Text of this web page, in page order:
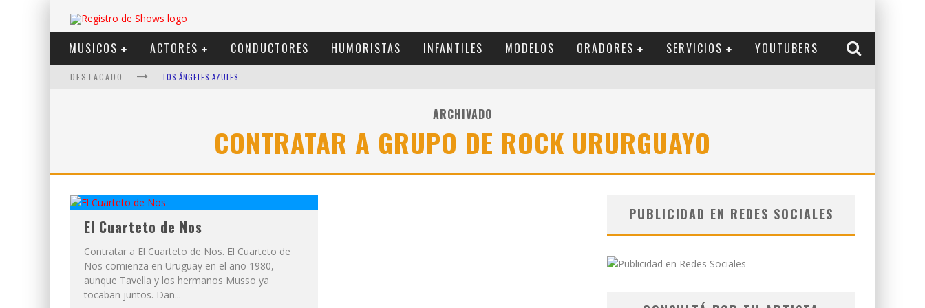
MUSICOS ACTORES CONDUCTORES HUMORISTAS INFANTILES MODELOS ORADORES SERVICIOS YOUTUBERS
DESTACADO LOS ÁNGELES AZULES
DUKI
VI EM
ARCHIVADO
CONTRATAR A GRUPO DE ROCK URURGUAYO
El Cuarteto de Nos
Contratar a El Cuarteto de Nos. El Cuarteto de
Nos comienza en Uruguay en el año 1980,
aunque Tavella y los hermanos Musso ya
tocaban juntos. Dan...
PUBLICIDAD EN REDES SOCIALES